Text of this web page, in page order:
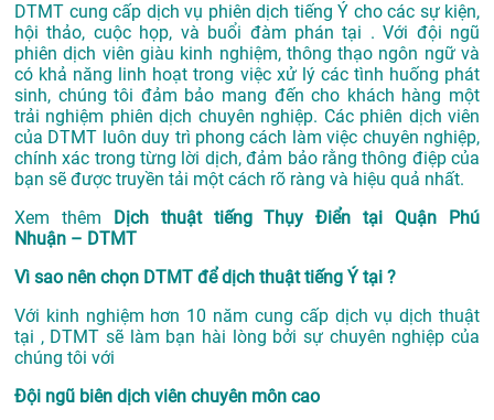
DTMT cung cấp dịch vụ phiên dịch tiếng Ý cho các sự kiện,
hội thảo, cuộc họp, và buổi đàm phán tại . Với đội ngũ
phiên dịch viên giàu kinh nghiệm, thông thạo ngôn ngữ và
có khả năng linh hoạt trong việc xử lý các tình huống phát
sinh, chúng tôi đảm bảo mang đến cho khách hàng một
trải nghiệm phiên dịch chuyên nghiệp. Các phiên dịch viên
của DTMT luôn duy trì phong cách làm việc chuyên nghiệp,
chính xác trong từng lời dịch, đảm bảo rằng thông điệp của
bạn sẽ được truyền tải một cách rõ ràng và hiệu quả nhất.
Xem thêm
Dịch thuật tiếng Thụy Điển tại Quận Phú
Nhuận – DTMT
Vì sao nên chọn DTMT để dịch thuật tiếng Ý tại ?
Với kinh nghiệm hơn 10 năm cung cấp dịch vụdịch thuật
tại , DTMT sẽ làm bạn hài lòng bởi sự chuyên nghiệp của
chúng tôi với
Đội ngũ biên dịch viên chuyên môn cao